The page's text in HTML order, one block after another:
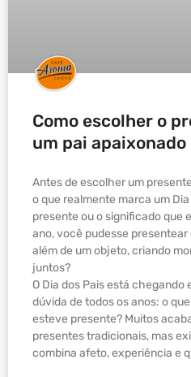
Como escolher o
um pai
Antes de escolher um
o que realmente marca um
presente ou o significado que
ano, você pudesse
além de um objeto, criando
juntos?
O Dia dos Pais está chegando
dúvida de todos os anos: o
esteve presente? Muitos
presentes tradicionais, mas
combina afeto, experiência e